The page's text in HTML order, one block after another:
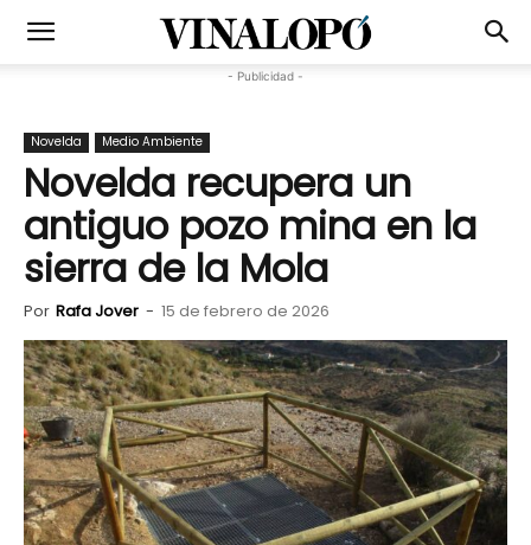
- Publicidad -
Novelda Medio Ambiente
Novelda recupera un
antiguo pozo mina en la
sierra de la Mola
Por Rafa Jover - 15 de febrero de 2026